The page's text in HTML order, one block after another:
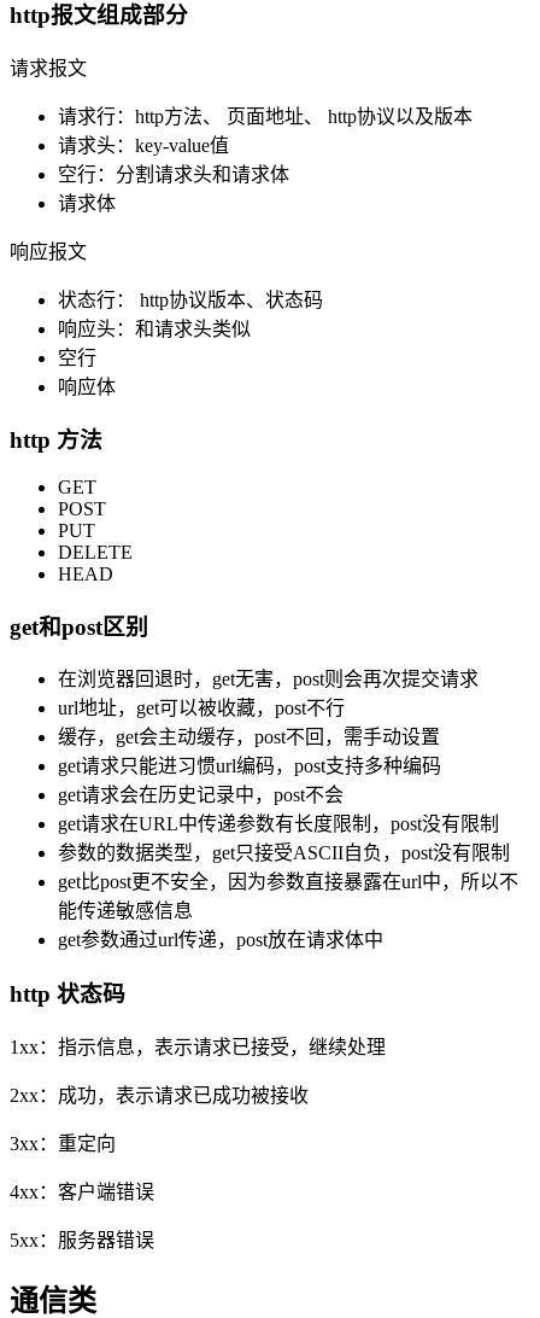
http报文组成部分
请求报文
请求行：http方法、 页面地址、 http协议以及版本
请求头：key-value值
空行：分割请求头和请求体
请求体
响应报文
状态行： http协议版本、状态码
响应头：和请求头类似
空行
响应体
http 方法
GET
POST
PUT
DELETE
HEAD
get和post区别
在浏览器回退时，get无害，post则会再次提交请求
url地址，get可以被收藏，post不行
缓存，get会主动缓存，post不回，需手动设置
get请求只能进习惯url编码，post支持多种编码
get请求会在历史记录中，post不会
get请求在URL中传递参数有长度限制，post没有限制
参数的数据类型，get只接受ASCII自负，post没有限制
get比post更不安全，因为参数直接暴露在url中，所以不
能传递敏感信息
get参数通过url传递，post放在请求体中
http 状态码
1xx：指示信息，表示请求已接受，继续处理
2xx：成功，表示请求已成功被接收
3xx：重定向
4xx：客户端错误
5xx：服务器错误
通信类